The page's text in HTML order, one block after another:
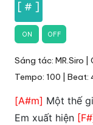
[ # ]
ON OFF
Sáng tác: MR.Siro |
Tempo: 100 |
[A#m] Một thế
Em xuất hiện